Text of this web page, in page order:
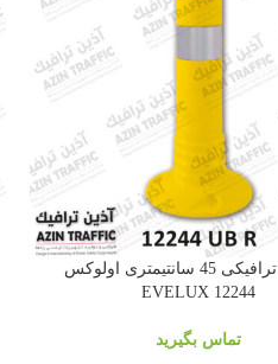
استوانه ترافیکی 45 سانتیمتری اولوکس
12244 EVELUX
تماس بگیرید